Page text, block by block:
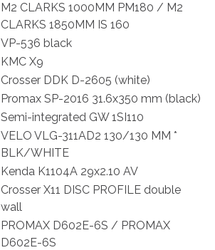
M2 CLARKS 1000MM PM180 / M2
CLARKS 1850MM IS 160
VP-536 black
KMC X9
Crosser DDK D-2605 (white)
Promax SP-2016 31.6x350 mm (black)
Semi-integrated GW 1SI110
VELO VLG-311AD2 130/130 MM *
BLK/WHITE
Kenda K1104A 29x2.10 AV
Crosser X11 DISC PROFILE double
wall
PROMAX D602E-6S / PROMAX
D602E-6S